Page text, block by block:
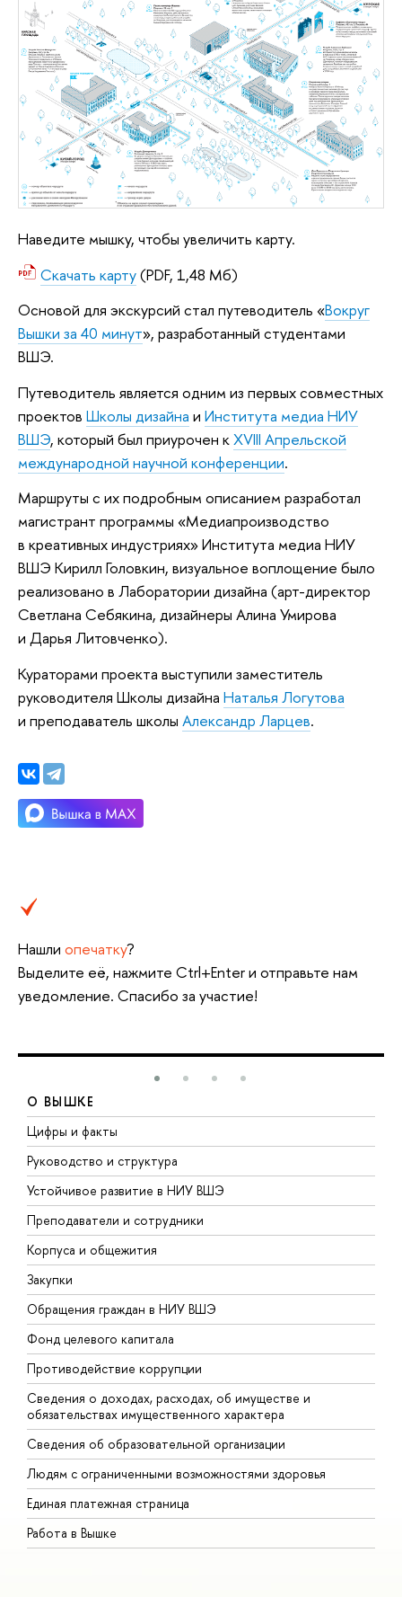
Наведите мышку, чтобы увеличить карту.
Скачать карту(PDF, 1,48 Мб)
Основой для экскурсий стал путеводитель «Вокруг
Вышки за 40 минут», разработанный студентами
ВШЭ.
Путеводитель является одним из первых совместных
проектов Школы дизайна и Института медиа НИУ
ВШЭ, который был приурочен кXVIII Апрельской
международной научной конференции.
Маршруты с их подробным описанием разработал
магистрант программы «Медиапроизводство
в креативных индустриях» Института медиа НИУ
ВШЭ Кирилл Головкин, визуальное воплощение было
реализовано в Лаборатории дизайна (арт-директор
Светлана Себякина, дизайнеры Алина Умирова
и Дарья Литовченко).
Кураторами проекта выступили заместитель
руководителя Школы дизайна Наталья Логутова
и преподаватель школы Александр Ларцев.
Нашли опечатку?
Выделите её, нажмите Ctrl+Enter и отправьте нам
уведомление. Спасибо за участие!
О ВЫШКЕ
Цифры и факты
Руководство и структура
Устойчивое развитие в НИУ ВШЭ
Преподаватели и сотрудники
Корпуса и общежития
Закупки
Обращения граждан в НИУ ВШЭ
Фонд целевого капитала
Противодействие коррупции
Сведения о доходах, расходах, об имуществе и
обязательствах имущественного характера
Сведения об образовательной организации
Людям с ограниченными возможностями здоровья
Единая платежная страница
Работа в Вышке